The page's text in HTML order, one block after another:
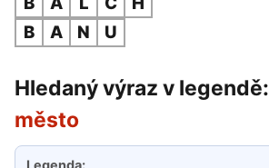
B
A N U
Hledaný výraz v legendě:
město